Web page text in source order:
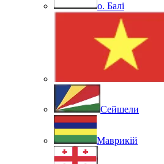
о. Балі
Сейшели
Маврикій